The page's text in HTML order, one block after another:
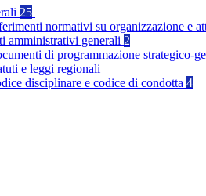
25
normativi su organizzazione e
amministrativi generali 2
di programmazione strategico-
e leggi regionali
disciplinare e codice di condotta 4